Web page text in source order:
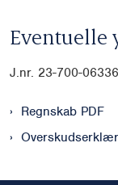
Eventuelle
J.nr. 23-700-06336
Regnskab PDF